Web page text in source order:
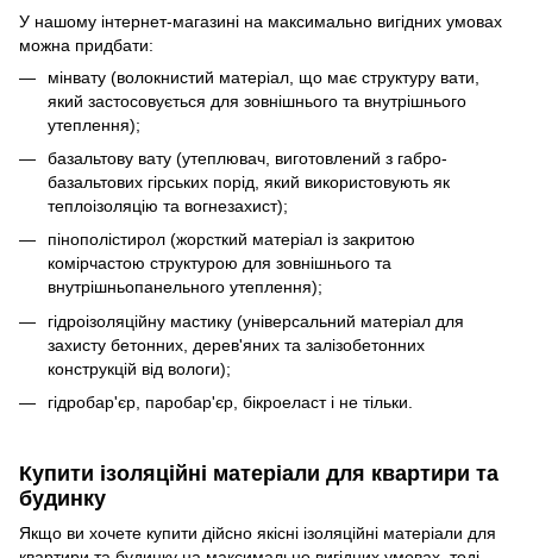
У нашому інтернет-магазині на максимально вигідних умовах
можна придбати:
мінвату (волокнистий матеріал, що має структуру вати,
який застосовується для зовнішнього та внутрішнього
утеплення);
базальтову вату (утеплювач, виготовлений з габро-
базальтових гірських порід, який використовують як
теплоізоляцію та вогнезахист);
пінополістирол (жорсткий матеріал із закритою
комірчастою структурою для зовнішнього та
внутрішньопанельного утеплення);
гідроізоляційну мастику (універсальний матеріал для
захисту бетонних, дерев'яних та залізобетонних
конструкцій від вологи);
гідробар'єр, паробар'єр, бікроеласт і не тільки.
Купити ізоляційні матеріали для квартири та
будинку
Якщо ви хочете купити дійсно якісні ізоляційні матеріали для